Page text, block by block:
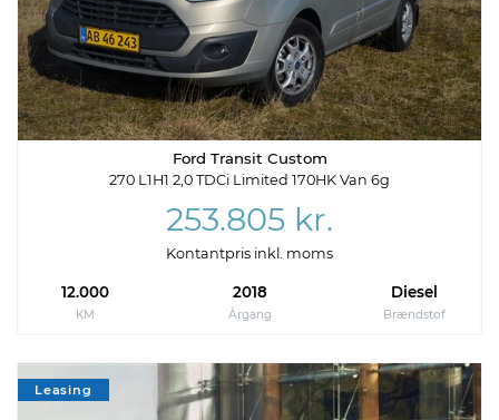
Ford Transit Custom
270 L1H1 2,0 TDCi Limited 170HK Van 6g
253.805 kr.
Kontantpris inkl. moms
12.000
KM
2018
Årgang
Diesel
Brændstof
Leasing